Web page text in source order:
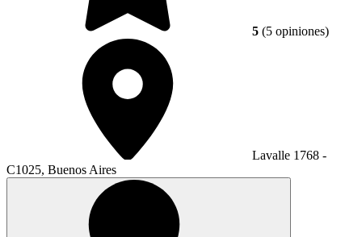
5 (5 opiniones)
Lavalle 1768 -
C1025, Buenos Aires